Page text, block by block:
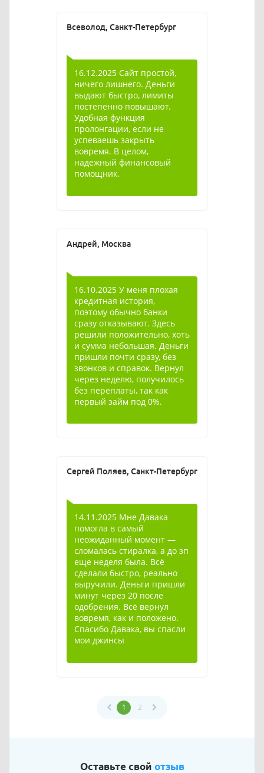
Всеволод, Санкт-Петербург
16.12.2025 Сайт простой,
ничего лишнего. Деньги
выдают быстро, лимиты
постепенно повышают.
Удобная функция
пролонгации, если не
успеваешь закрыть
вовремя. В целом,
надежный финансовый
помощник.
Андрей, Москва
16.10.2025 У меня плохая
кредитная история,
поэтому обычно банки
сразу отказывают. Здесь
решили положительно, хоть
и сумма небольшая. Деньги
пришли почти сразу, без
звонков и справок. Вернул
через неделю, получилось
без переплаты, так как
первый займ под 0%.
Сергей Поляев, Санкт-Петербург
14.11.2025 Мне Давака
помогла в самый
неожиданный момент —
сломалась стиралка, а до зп
еще неделя была. Всё
сделали быстро, реально
выручили. Деньги пришли
минут через 20 после
одобрения. Всё вернул
вовремя, как и положено.
Спасибо Давака, вы спасли
мои джинсы
1 2
Оставьте свой отзыв